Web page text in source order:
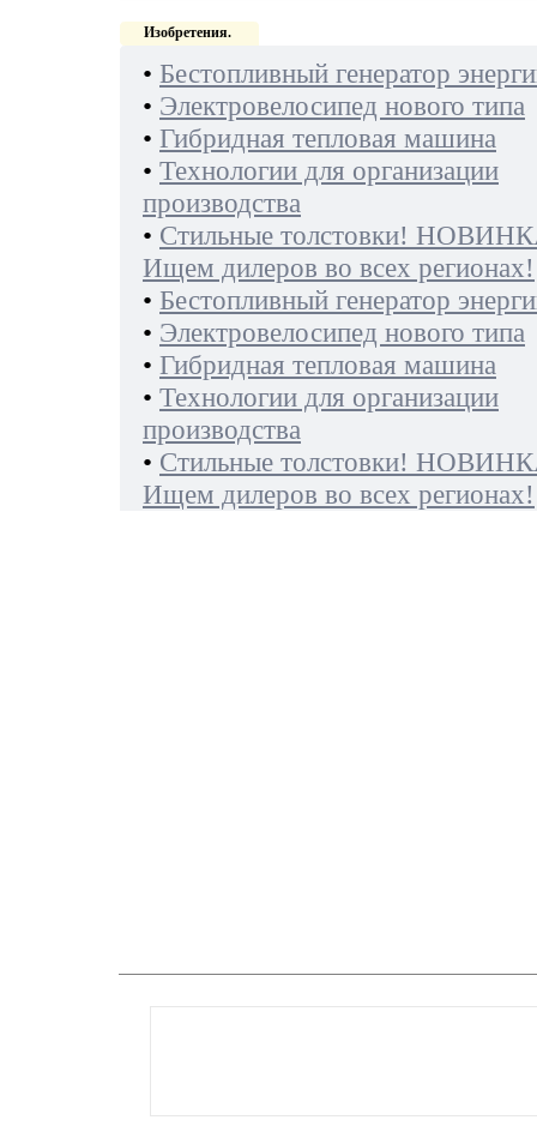
Изобретения.
• Бестопливный генератор
• Электровелосипед нового типа
• Гибридная тепловая машина
• Технологии для организации
производства
• Стильные толстовки!
Ищем дилеров во всех регионах!
• Бестопливный генератор
• Электровелосипед нового типа
• Гибридная тепловая машина
• Технологии для организации
производства
• Стильные толстовки!
Ищем дилеров во всех регионах!